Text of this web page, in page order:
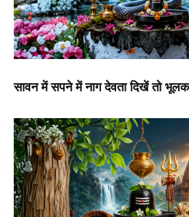
सावन में सपने में नाग देवता दिखें तो